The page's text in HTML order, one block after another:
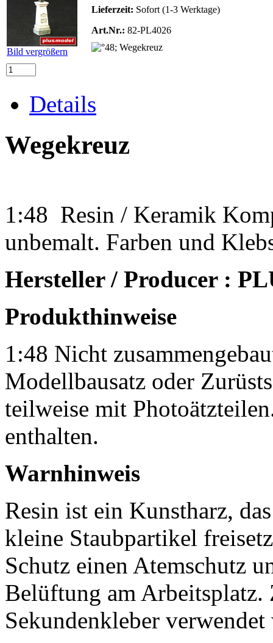
Bild vergrößern
Lieferzeit: Sofort (1-3 Werktage)
Art.Nr.: 82-PL4026
Details
Wegekreuz
1:48 Resin / Keramik
unbemalt. Farben und
Hersteller / Producer :
Produkthinweise
1:48 Nicht
Modellbausatz oder
teilweise mit
enthalten.
Warnhinweis
Resin ist ein Kunstharz,
kleine Staubpartikel
Schutz einen Atemschutz
Belüftung am Arbeitsplatz.
Sekundenkleber verwendet